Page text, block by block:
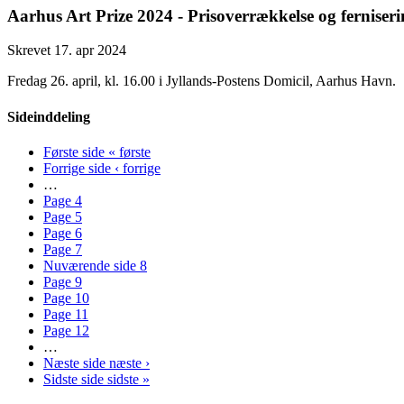
Aarhus Art Prize 2024 - Prisoverrækkelse og
Skrevet 17. apr 2024
Fredag 26. april, kl. 16.00 i Jyllands-Postens Domicil, Aarhus Havn.
Sideinddeling
Første side « første
Forrige side ‹ forrige
…
Page 4
Page 5
Page 6
Page 7
Nuværende side 8
Page 9
Page 10
Page 11
Page 12
…
Næste side næste ›
Sidste side sidste »